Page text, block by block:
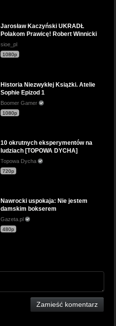
Jarosław Kaczyński UKRADŁ
Polakom Prawicę! Robert Winnicki
sioe_pl
1080p
Historia Niezwykłej Książki. Atelie
Sophie Epizod 1
Boomer Gamer
1080p
10 okrutnych eksperymentów na
ludziach [TOPOWA DYCHA]
Topowa Dycha
720p
Nawrocki uspokaja: Nie jestem
damskim bokserem
Gazeta.pl
480p
Zamieść komentarz